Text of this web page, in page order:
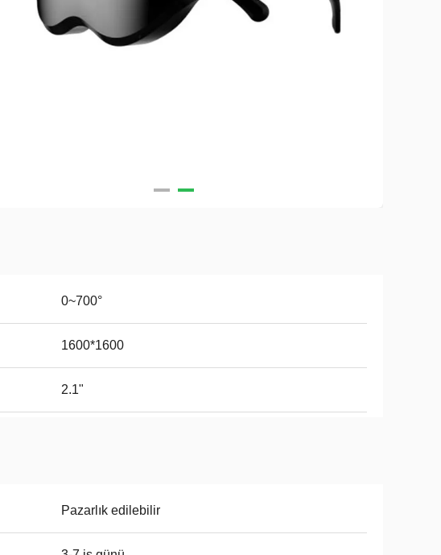
0~700°
1600*1600
2.1"
Pazarlık edilebilir